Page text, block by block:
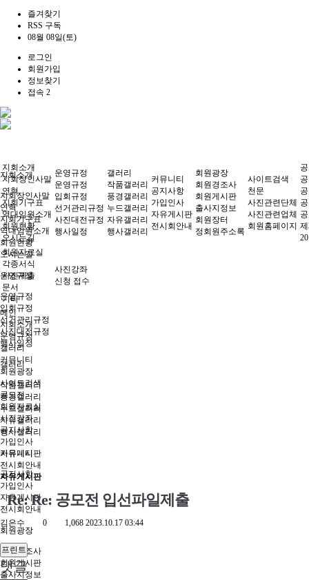
즐겨찾기
RSS 구독
08월 08일(토)
로그인
회원가입
정보찾기
접속 2
지회소개
지회장인사말
연혁
지회기구표
역대임원소개
회원현황
오시는길
운영규정
운영규정
입회규정
선거관리규정
사진대전규정
행사일정
갤러리
작품갤러리
풍경갤러리
누드갤러리
자유갤러리
행사갤러리
커뮤니티
공지사항
가입인사
자유게시판
전시회안내
회원광장
회원경조사
회원게시판
출사지정보
지회소개
지회장인사말
연혁
지회기구표
역대임원소개
회원현황
오시는길
운영규정
운영규정
입회규정
선거관리규정
사진대전규정
행사일정
갤러리
작품갤러리
풍경갤러리
누드갤러리
자유갤러리
행사갤러리
커뮤니티
공지사항
가입인사
자유게시판
전시회안내
회원광장
회원경조사
회원게시판
출사지정보
회원장터
정회원주소록
사이트검색
천문
사진관련단체
사진관련업체
회원홈페이지
회원자료실
각종서식
사진제출
문서
기타
사진강좌
신청 접수
메인
지회소개
운영규정
갤러리
커뮤니티
회원광장
사이트검색
공모전
회원자료실
사진강좌
공지사항
가입인사
자유게시판
전시회안내
자유게시판
Re: Re: 공모전 입선파일제출
김은수 0 1,068 2023.10.17 03:44
프린트
댓글